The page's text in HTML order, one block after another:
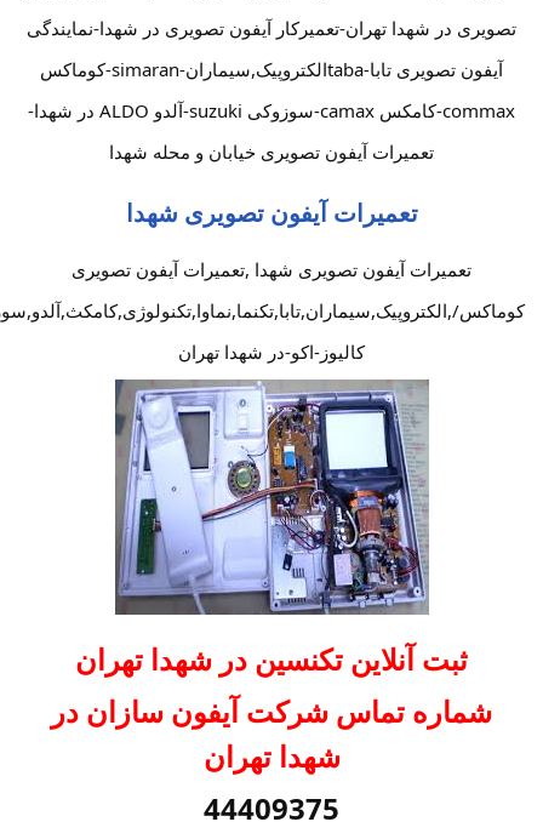
تصویری در شهدا تهران-تعمیرکار آیفون تصویری در شهدا-نمایندگی
آیفون تصویری تابا-tabaالکتروپیک,سیماران-simaran-کوماکس
commax-کامکس camax-سوزوکی suzuki-آلدو ALDO در شهدا-
تعمیرات آیفون تصویری خیابان و محله شهدا
تعمیرات آیفون تصویری شهدا
تعمیرات آیفون تصویری شهدا ,تعمیرات آیفون تصویری
کوماکس/
کالیوز-اکو-در شهدا تهران
ثبت آنلاین تکنسین در شهدا تهران
شماره تماس شرکت آیفون سازان در
شهدا تهران
44409375